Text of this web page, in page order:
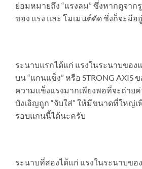
ย่อมหมายถึง “แรงลม” ซึ่งหากดูจา
ของ แรง และ โมเมนต์ดัด ซึ่งก็จะมีอ
ระนาบแรกได้แก่ แรงในระนาบของ
บน “แกนแข็ง” หรือ STRONG
ความแข็งแรงมากเพียงพอที่จะถ่าย
บังเอิญถูก “จับใส่” ให้มีขนาดที่ใหญ่
รอบแกนนี้ได้นะครับ
ระนาบที่สองได้แก่ แรงในระนาบขอ